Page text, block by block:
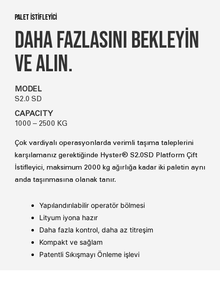
PALET İSTİFLEYİCİ
DAHA FAZLASINI BEKLEYİN
VE ALIN.
MODEL
S2.0 SD
CAPACITY
1000 – 2500 KG
Çok vardiyalı operasyonlarda verimli taşıma taleplerini
karşılamanız gerektiğinde Hyster® S2.0SD Platform Çift
İstifleyici, maksimum 2000 kg ağırlığa kadar iki paletin aynı
anda taşınmasına olanak tanır.
Yapılandırılabilir operatör bölmesi
Lityum iyona hazır
Daha fazla kontrol, daha az titreşim
Kompakt ve sağlam
Patentli Sıkışmayı Önleme işlevi